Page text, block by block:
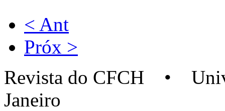
< Ant
Próx >
Revista do CFCH •
Janeiro